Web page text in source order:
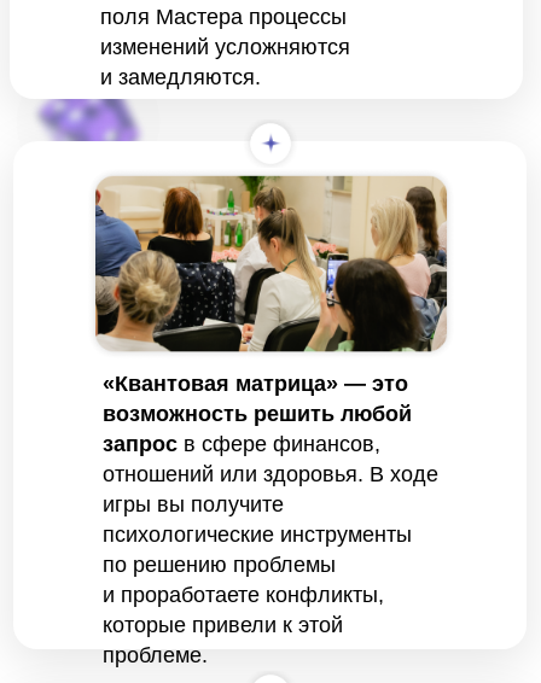
поля Мастера процессы
изменений усложняются
и замедляются.
«Квантовая матрица» — это
возможность решить любой
запрос в сфере финансов,
отношений или здоровья. В ходе
игры вы получите
психологические инструменты
по решению проблемы
и проработаете конфликты,
которые привели к этой
проблеме.